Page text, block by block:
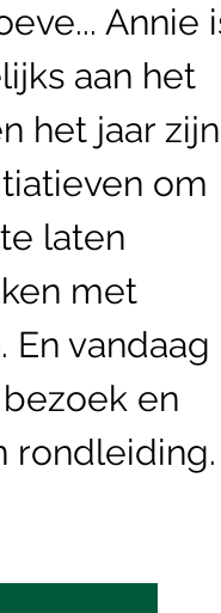
Annie
aan het
het jaar zijn
om
laten
met
vandaag
en
rondleiding.